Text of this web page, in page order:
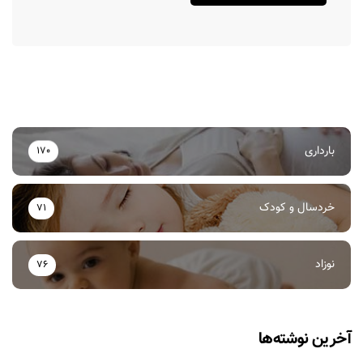
بارداری 170
خردسال و کودک 71
نوزاد 76
آخرین نوشته‌ها